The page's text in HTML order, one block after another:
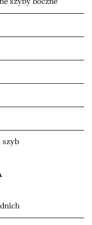
szyb